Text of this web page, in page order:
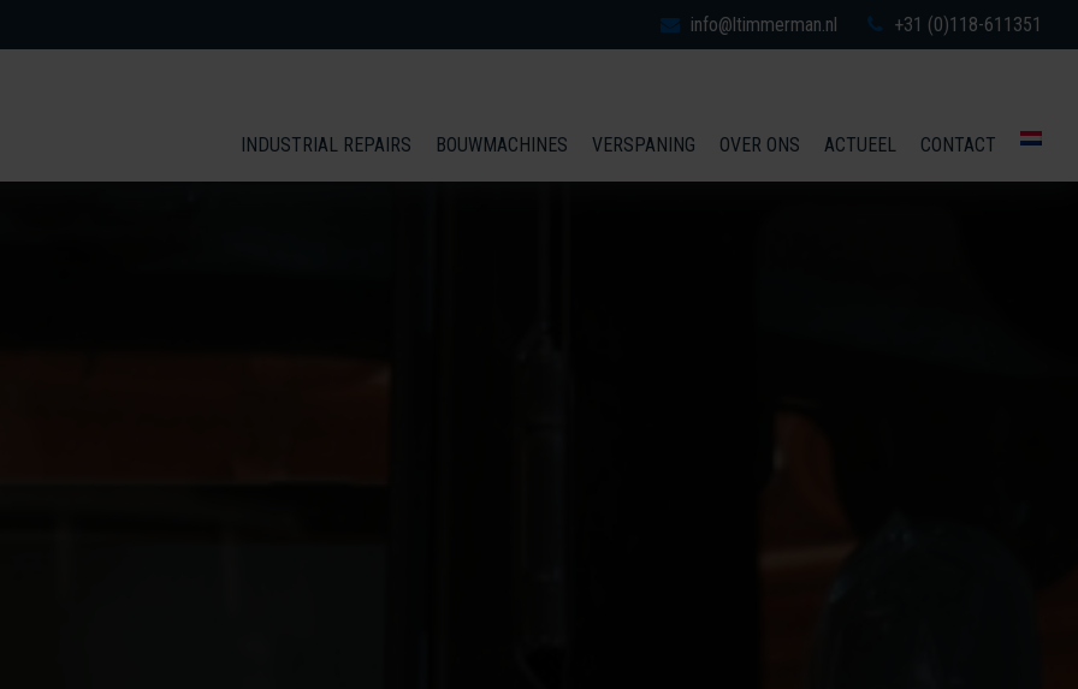
info@ltimmerman.nl +31 (0)118-611351
INDUSTRIAL REPAIRS BOUWMACHINES VERSPANING OVER ONS ACTUEEL CONTACT